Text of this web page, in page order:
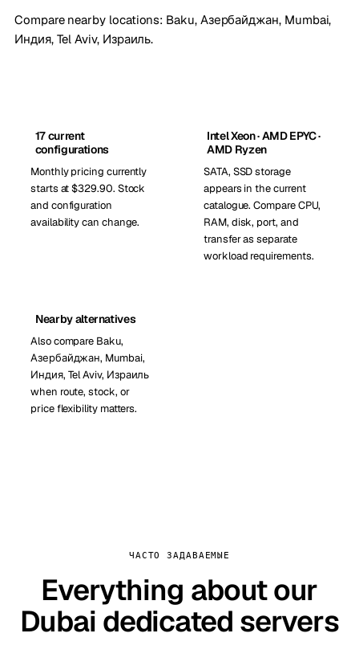
Compare nearby locations: Baku, Азербайджан, Mumbai,
Индия, Tel Aviv, Израиль.
17 current
configurations
Monthly pricing currently
starts at $329.90. Stock
and configuration
availability can change.
Intel Xeon · AMD EPYC ·
AMD Ryzen
SATA, SSD storage
appears in the current
catalogue. Compare CPU,
RAM, disk, port, and
transfer as separate
workload requirements.
Nearby alternatives
Also compare Baku,
Азербайджан, Mumbai,
Индия, Tel Aviv, Израиль
when route, stock, or
price flexibility matters.
ЧАСТО ЗАДАВАЕМЫЕ
Everything about our
Dubai dedicated servers